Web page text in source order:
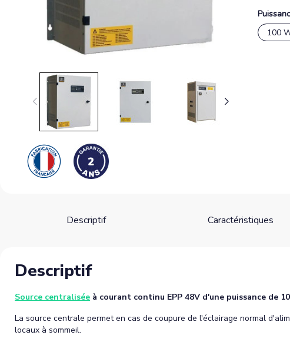
Descriptif Caractéristiques
Descriptif
Source centralisée à courant continu EPP 48V d'une puissance de
La source centrale permet en cas de coupure de l'éclairage normal
locaux à sommeil.